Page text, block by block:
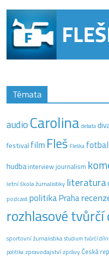
Témata
audio Carolina debata
festival film Fleš Fleška fotbal
hudba interview journalism
letní škola žurnalistiky literatura
podcast politikaPraha
rozhlasové tvůrčí
sportovní žurnalistika studium tvůrčí
politika zpravodajstvízprávyČeská